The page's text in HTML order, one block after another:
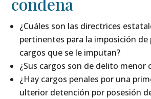
¿Cuáles son las directrices
pertinentes para la imposición de
cargos que se le imputan?
¿Sus cargos son de delito menor
¿Hay cargos penales por una
ulterior detención por posesión